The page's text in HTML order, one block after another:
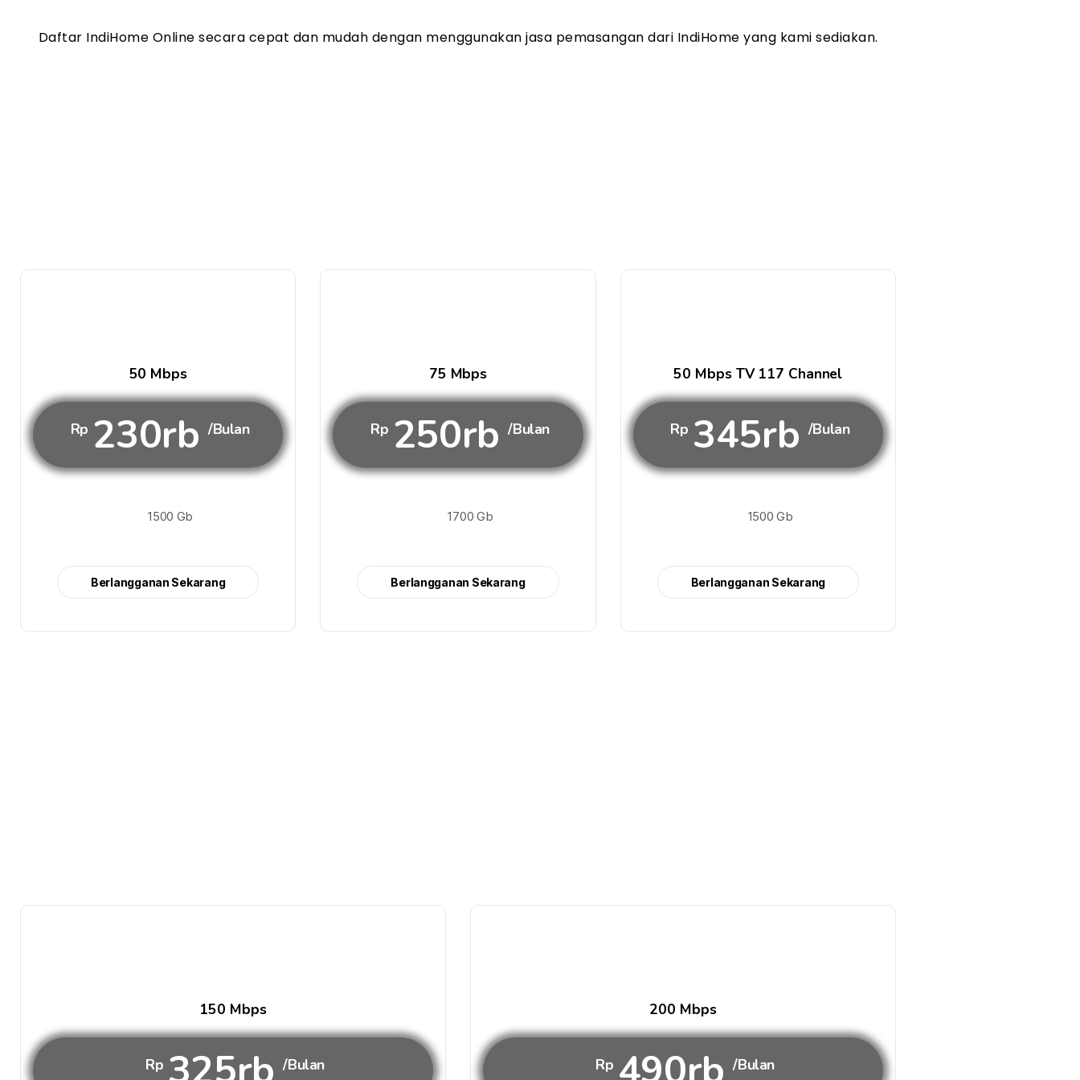
Daftar IndiHome Online secara cepat dan mudah dengan menggunakan jasa pemasangan dari IndiHome yang kami sediakan.
50 Mbps
Rp 230rb /Bulan
1500 Gb
Berlangganan Sekarang
75 Mbps
Rp 250rb /Bulan
1700 Gb
Berlangganan Sekarang
50 Mbps TV 117 Channel
Rp 345rb /Bulan
1500 Gb
Berlangganan Sekarang
150 Mbps
Rp /Bulan
200 Mbps
Rp /Bulan